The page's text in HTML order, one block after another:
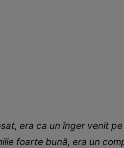
era ca un înger venit
foarte bună, era un